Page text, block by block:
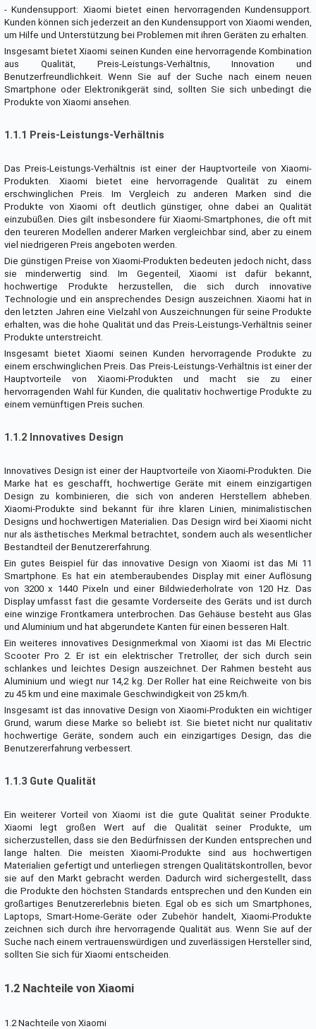
- Kundensupport: Xiaomi bietet einen hervorragenden Kundensupport.
Kunden können sich jederzeit an den Kundensupport von Xiaomi wenden,
um Hilfe und Unterstützung bei Problemen mit ihren Geräten zu erhalten.
Insgesamt bietet Xiaomi seinen Kunden eine hervorragende Kombination
aus Qualität, Preis-Leistungs-Verhältnis, Innovation und
Benutzerfreundlichkeit. Wenn Sie auf der Suche nach einem neuen
Smartphone oder Elektronikgerät sind, sollten Sie sich unbedingt die
Produkte von Xiaomi ansehen.
1.1.1 Preis-Leistungs-Verhältnis
Das Preis-Leistungs-Verhältnis ist einer der Hauptvorteile von Xiaomi-
Produkten. Xiaomi bietet eine hervorragende Qualität zu einem
erschwinglichen Preis. Im Vergleich zu anderen Marken sind die
Produkte von Xiaomi oft deutlich günstiger, ohne dabei an Qualität
einzubüßen. Dies gilt insbesondere für Xiaomi-Smartphones, die oft mit
den teureren Modellen anderer Marken vergleichbar sind, aber zu einem
viel niedrigeren Preis angeboten werden.
Die günstigen Preise von Xiaomi-Produkten bedeuten jedoch nicht, dass
sie minderwertig sind. Im Gegenteil, Xiaomi ist dafür bekannt,
hochwertige Produkte herzustellen, die sich durch innovative
Technologie und ein ansprechendes Design auszeichnen. Xiaomi hat in
den letzten Jahren eine Vielzahl von Auszeichnungen für seine Produkte
erhalten, was die hohe Qualität und das Preis-Leistungs-Verhältnis seiner
Produkte unterstreicht.
Insgesamt bietet Xiaomi seinen Kunden hervorragende Produkte zu
einem erschwinglichen Preis. Das Preis-Leistungs-Verhältnis ist einer der
Hauptvorteile von Xiaomi-Produkten und macht sie zu einer
hervorragenden Wahl für Kunden, die qualitativ hochwertige Produkte zu
einem vernünftigen Preis suchen.
1.1.2 Innovatives Design
Innovatives Design ist einer der Hauptvorteile von Xiaomi-Produkten. Die
Marke hat es geschafft, hochwertige Geräte mit einem einzigartigen
Design zu kombinieren, die sich von anderen Herstellern abheben.
Xiaomi-Produkte sind bekannt für ihre klaren Linien, minimalistischen
Designs und hochwertigen Materialien. Das Design wird bei Xiaomi nicht
nur als ästhetisches Merkmal betrachtet, sondern auch als wesentlicher
Bestandteil der Benutzererfahrung.
Ein gutes Beispiel für das innovative Design von Xiaomi ist das Mi 11
Smartphone. Es hat ein atemberaubendes Display mit einer Auflösung
von 3200 x 1440 Pixeln und einer Bildwiederholrate von 120 Hz. Das
Display umfasst fast die gesamte Vorderseite des Geräts und ist durch
eine winzige Frontkamera unterbrochen. Das Gehäuse besteht aus Glas
und Aluminium und hat abgerundete Kanten für einen besseren Halt.
Ein weiteres innovatives Designmerkmal von Xiaomi ist das Mi Electric
Scooter Pro 2. Er ist ein elektrischer Tretroller, der sich durch sein
schlankes und leichtes Design auszeichnet. Der Rahmen besteht aus
Aluminium und wiegt nur 14,2 kg. Der Roller hat eine Reichweite von bis
zu 45 km und eine maximale Geschwindigkeit von 25 km/h.
Insgesamt ist das innovative Design von Xiaomi-Produkten ein wichtiger
Grund, warum diese Marke so beliebt ist. Sie bietet nicht nur qualitativ
hochwertige Geräte, sondern auch ein einzigartiges Design, das die
Benutzererfahrung verbessert.
1.1.3 Gute Qualität
Ein weiterer Vorteil von Xiaomi ist die gute Qualität seiner Produkte.
Xiaomi legt großen Wert auf die Qualität seiner Produkte, um
sicherzustellen, dass sie den Bedürfnissen der Kunden entsprechen und
lange halten. Die meisten Xiaomi-Produkte sind aus hochwertigen
Materialien gefertigt und unterliegen strengen Qualitätskontrollen, bevor
sie auf den Markt gebracht werden. Dadurch wird sichergestellt, dass
die Produkte den höchsten Standards entsprechen und den Kunden ein
großartiges Benutzererlebnis bieten. Egal ob es sich um Smartphones,
Laptops, Smart-Home-Geräte oder Zubehör handelt, Xiaomi-Produkte
zeichnen sich durch ihre hervorragende Qualität aus. Wenn Sie auf der
Suche nach einem vertrauenswürdigen und zuverlässigen Hersteller sind,
sollten Sie sich für Xiaomi entscheiden.
1.2 Nachteile von Xiaomi
1.2 Nachteile von Xiaomi